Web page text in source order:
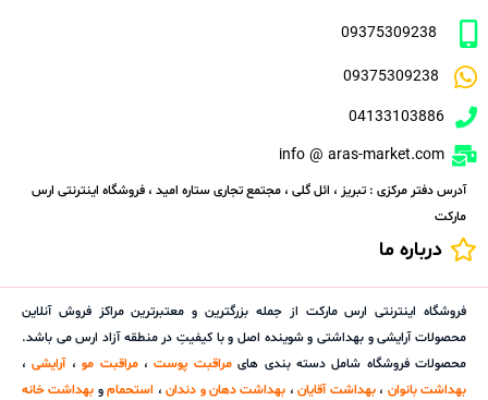
09375309238
09375309238
04133103886
info @ aras-market.com
آدرس دفتر مرکزی : تبریز ، ائل گلی ، مجتمع تجاری ستاره امید ، فروشگاه اینترنتی ارس
مارکت
درباره ما
فروشگاه اینترنتی ارس مارکت از جمله بزرگترین و معتبرترین مراکز فروش آنلاین
محصولات آرایشی و بهداشتی و شوینده اصل و با کیفیتِ در منطقه آزاد ارس می باشد.
محصولات فروشگاه شامل دسته بندی هایمراقبت پوست،مراقبت مو،آرایشی،
بهداشت بانوان ،بهداشت آقایان، بهداشت دهان و دندان، استحمامو بهداشت خانه